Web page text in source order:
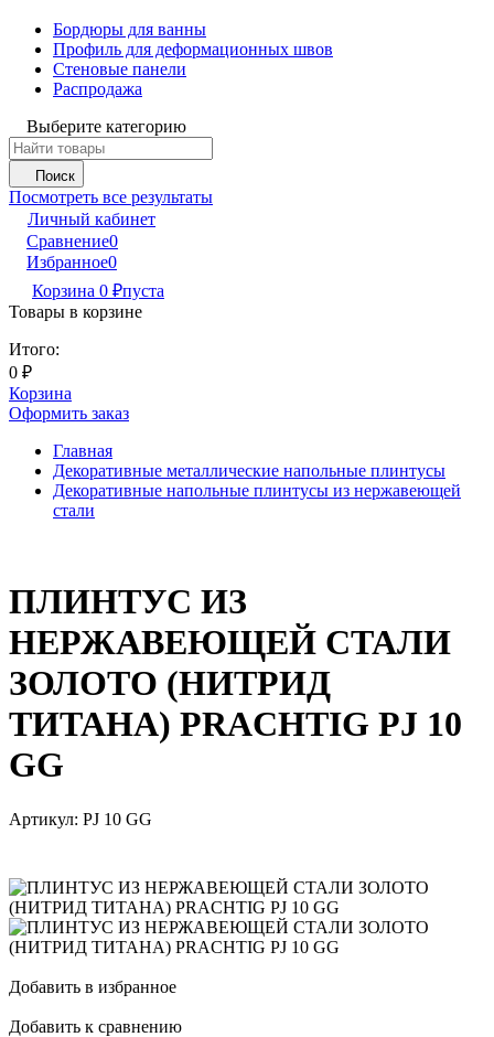
Бордюры для ванны
Профиль для деформационных швов
Стеновые панели
Распродажа
Выберите категорию
Поиск
Посмотреть все результаты
Личный кабинет
Сравнение0
Избранное0
Корзина 0 ₽пуста
Товары в корзине
Итого:
0 ₽
Корзина
Оформить заказ
Главная
Декоративные металлические напольные плинтусы
Декоративные напольные плинтусы из нержавеющей
стали
ПЛИНТУС ИЗ
НЕРЖАВЕЮЩЕЙ СТАЛИ
ЗОЛОТО (НИТРИД
ТИТАНА) PRACHTIG PJ 10
GG
Артикул: PJ 10 GG
Добавить в избранное
Добавить к сравнению